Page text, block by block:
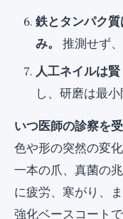
鉄とタンパク
み。
推測せず、
人工ネイルは賢
し、研磨は最小
いつ医師の診察を
色や形の突然の変
一本の爪、真菌の
に疲労、寒がり、
強化ベースコート